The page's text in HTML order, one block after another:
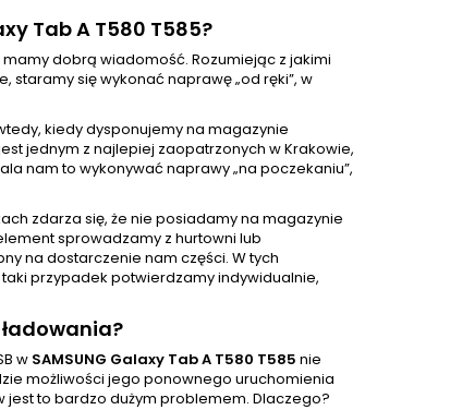
Tab A T580 T585?
dobrą wiadomość. Rozumiejąc z jakimi
się wykonać naprawę „od ręki”, w
kiedy dysponujemy na magazynie
jednym z najlepiej zaopatrzonych w Krakowie,
nam to wykonywać naprawy „na poczekaniu”,
zdarza się, że nie posiadamy na magazynie
sprowadzamy z hurtowni lub
na dostarczenie nam części. W tych
przypadek potwierdzamy indywidualnie,
w SAMSUNG Galaxy Tab A T580 T585 nie
możliwości jego ponownego uruchomienia
jest to bardzo dużym problemem. Dlaczego?